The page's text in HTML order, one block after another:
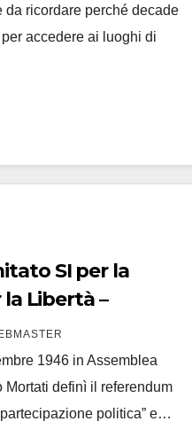
da ricordare perché decade
accedere ai luoghi di
SI per la
la Libertà –
12 giugno 2022
1946 in Assemblea
definì il referendum
politica” e…